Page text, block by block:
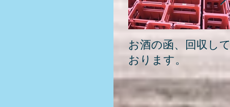
お酒の函、回収して
おります。